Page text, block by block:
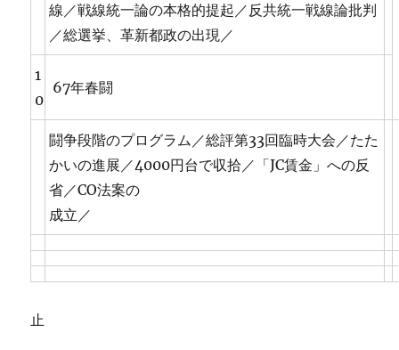
線／戦線統一論の本格的提起／反共統一戦線論批判
／総選挙、革新都政の出現／
1
0
67年春闘
闘争段階のプログラム／総評第33回臨時大会／たた
かいの進展／4000円台で収拾／「JC賃金」への反
省／CO法案の
成立／
止